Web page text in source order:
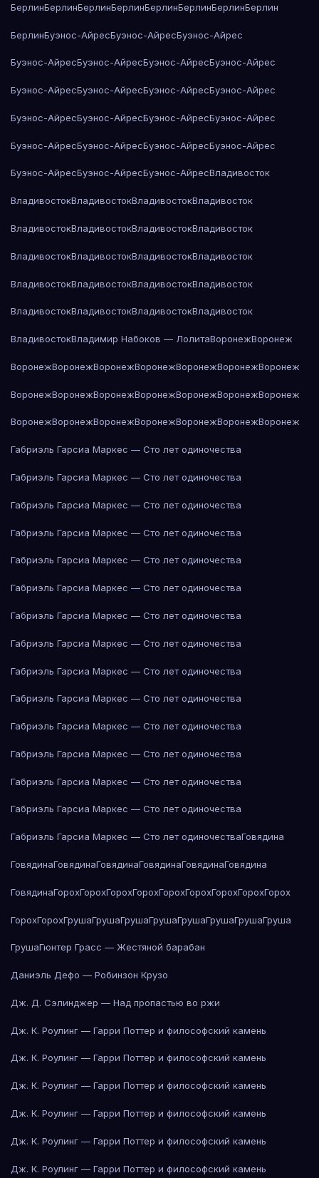
БерлинБерлинБерлинБерлинБерлинБерлинБерлинБерлин
БерлинБуэнос-АйресБуэнос-АйресБуэнос-Айрес
Буэнос-АйресБуэнос-АйресБуэнос-АйресБуэнос-Айрес
Буэнос-АйресБуэнос-АйресБуэнос-АйресБуэнос-Айрес
Буэнос-АйресБуэнос-АйресБуэнос-АйресБуэнос-Айрес
Буэнос-АйресБуэнос-АйресБуэнос-АйресБуэнос-Айрес
Буэнос-АйресБуэнос-АйресБуэнос-АйресВладивосток
ВладивостокВладивостокВладивостокВладивосток
ВладивостокВладивостокВладивостокВладивосток
ВладивостокВладивостокВладивостокВладивосток
ВладивостокВладивостокВладивостокВладивосток
ВладивостокВладивостокВладивостокВладивосток
ВладивостокВладимир Набоков — ЛолитаВоронежВоронеж
ВоронежВоронежВоронежВоронежВоронежВоронежВоронеж
ВоронежВоронежВоронежВоронежВоронежВоронежВоронеж
ВоронежВоронежВоронежВоронежВоронежВоронежВоронеж
Габриэль Гарсиа Маркес — Сто лет одиночества
Габриэль Гарсиа Маркес — Сто лет одиночества
Габриэль Гарсиа Маркес — Сто лет одиночества
Габриэль Гарсиа Маркес — Сто лет одиночества
Габриэль Гарсиа Маркес — Сто лет одиночества
Габриэль Гарсиа Маркес — Сто лет одиночества
Габриэль Гарсиа Маркес — Сто лет одиночества
Габриэль Гарсиа Маркес — Сто лет одиночества
Габриэль Гарсиа Маркес — Сто лет одиночества
Габриэль Гарсиа Маркес — Сто лет одиночества
Габриэль Гарсиа Маркес — Сто лет одиночества
Габриэль Гарсиа Маркес — Сто лет одиночества
Габриэль Гарсиа Маркес — Сто лет одиночества
Габриэль Гарсиа Маркес — Сто лет одиночества
Габриэль Гарсиа Маркес — Сто лет одиночестваГовядина
ГовядинаГовядинаГовядинаГовядинаГовядинаГовядина
ГовядинаГорохГорохГорохГорохГорохГорохГорохГорохГорох
ГорохГорохГрушаГрушаГрушаГрушаГрушаГрушаГрушаГруша
ГрушаГюнтер Грасс — Жестяной барабан
Даниэль Дефо — Робинзон Крузо
Дж. Д. Сэлинджер — Над пропастью во ржи
Дж. К. Роулинг — Гарри Поттер и философский камень
Дж. К. Роулинг — Гарри Поттер и философский камень
Дж. К. Роулинг — Гарри Поттер и философский камень
Дж. К. Роулинг — Гарри Поттер и философский камень
Дж. К. Роулинг — Гарри Поттер и философский камень
Дж. К. Роулинг — Гарри Поттер и философский камень